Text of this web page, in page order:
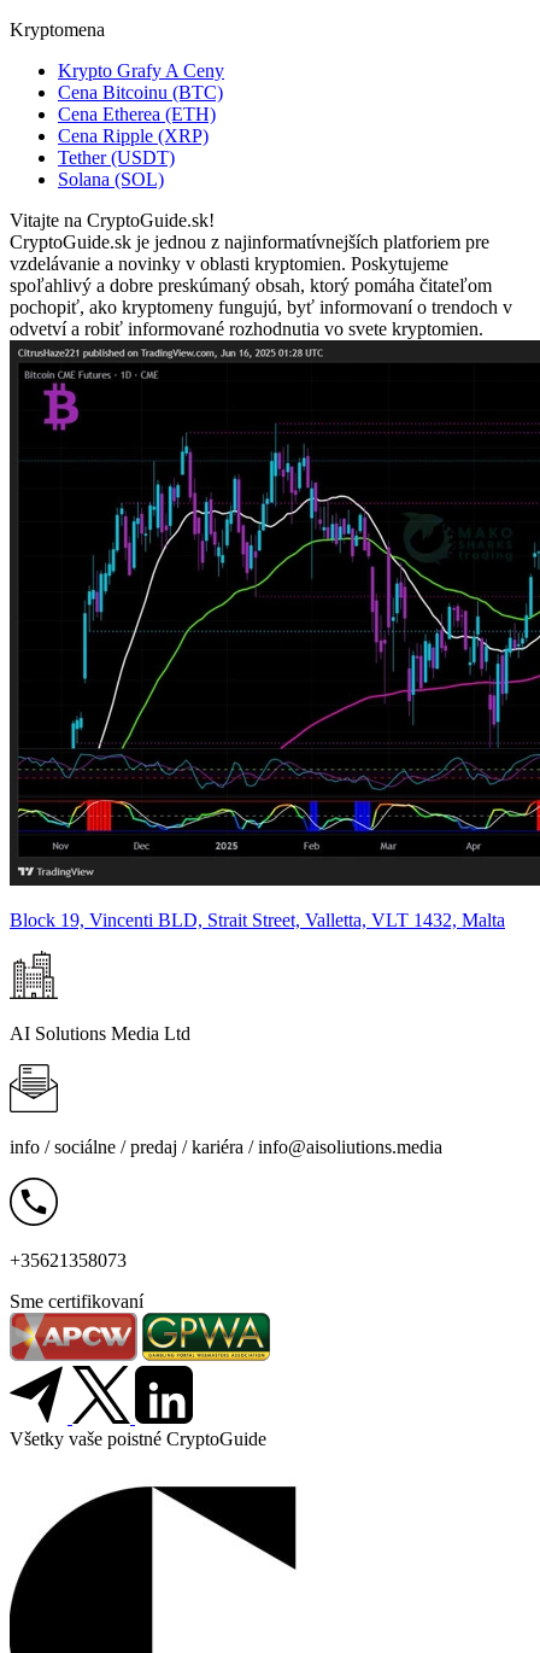
Kryptomena
Krypto Grafy A Ceny
Cena Bitcoinu (BTC)
Cena Etherea (ETH)
Cena Ripple (XRP)
Tether (USDT)
Solana (SOL)
Vitajte na CryptoGuide.sk!
CryptoGuide.sk je jednou z najinformatívnejších platforiem pre
vzdelávanie a novinky v oblasti kryptomien. Poskytujeme
spoľahlivý a dobre preskúmaný obsah, ktorý pomáha čitateľom
pochopiť, ako kryptomeny fungujú, byť informovaní o trendoch v
odvetví a robiť informované rozhodnutia vo svete kryptomien.
Block 19, Vincenti BLD, Strait Street, Valletta, VLT 1432, Malta
AI Solutions Media Ltd
info /sociálne /predaj /kariéra /info@aisoliutions.media
+35621358073
Sme certifikovaní
Všetky vaše poistné CryptoGuide